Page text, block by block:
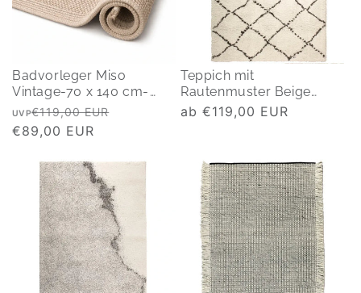
Badvorleger Miso
Vintage-70 x 140 cm-
natur
Normaler
Preis
UVP€119,00 EUR
Verkaufspreis
€89,00 EUR
Teppich mit
Rautenmuster Beige
Casablanca
Normaler
ab €119,00 EUR